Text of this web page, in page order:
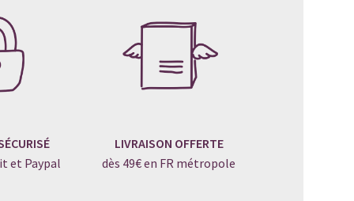
et Paypal
LIVRAISON OFFERTE
dès 49€ en FR métropole